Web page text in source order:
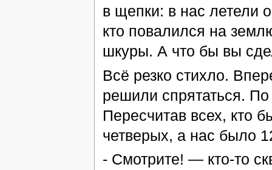
в щепки: в нас летели
кто повалился на
шкуры. А что бы вы
Всё резко стихло.
решили спрятаться.
Пересчитав всех, кто
четверых, а нас было
- Смотрите! — кто-то